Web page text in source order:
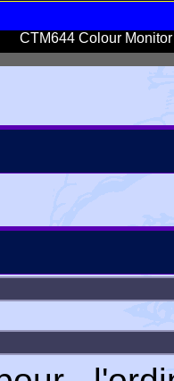
CTM644 Colour Monitor